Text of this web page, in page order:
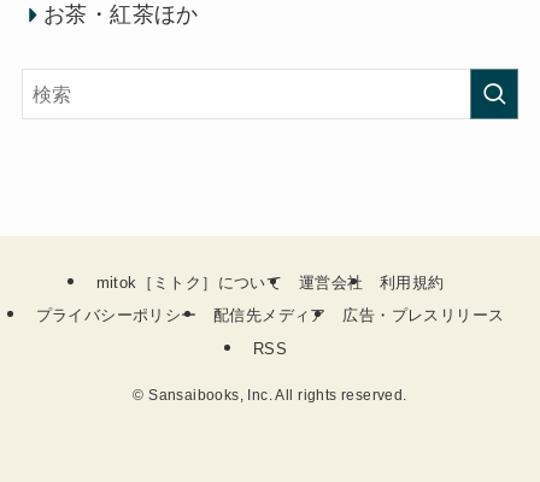
お茶・紅茶ほか
mitok［ミトク］について 運営会社
利用規約
プライバシーポリシー
配信先メディア
広告・プレスリリース
RSS
© Sansaibooks, Inc. All rights reserved.